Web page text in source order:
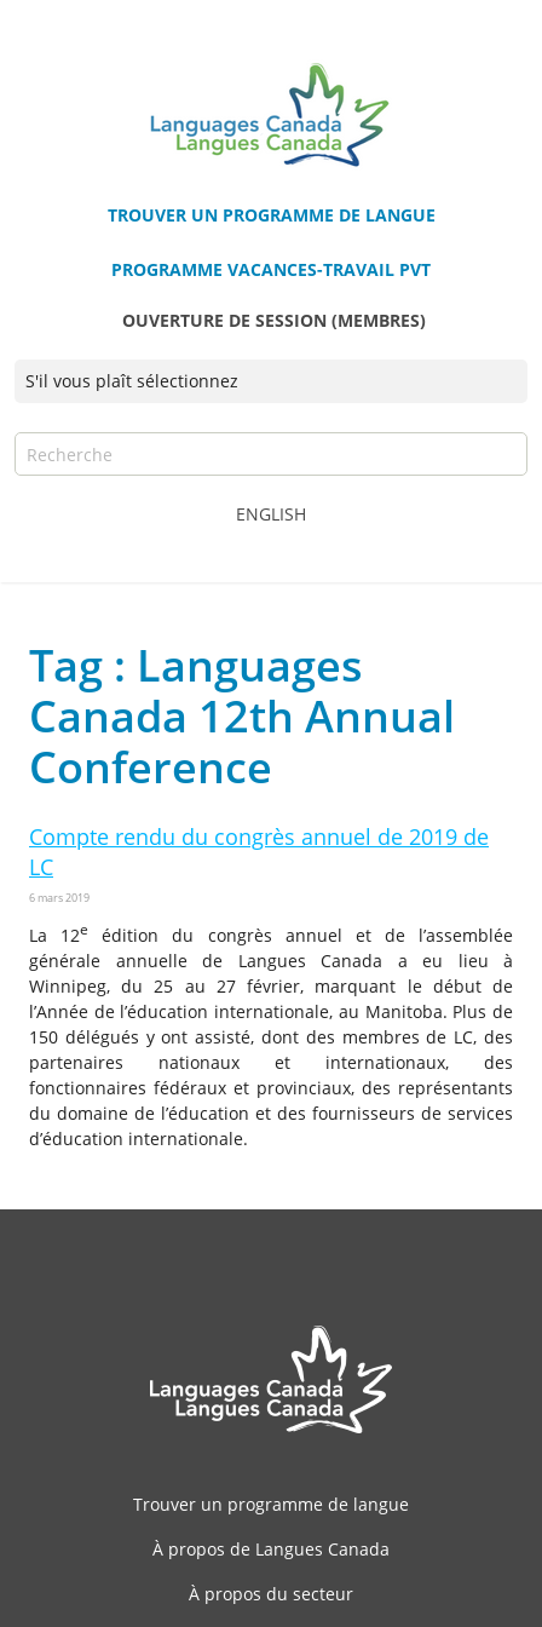
TROUVER UN PROGRAMME DE LANGUE
PROGRAMME VACANCES-TRAVAIL PVT
OUVERTURE DE SESSION (MEMBRES)
ENGLISH
Tag : Languages
Canada 12th Annual
Conference
Compte rendu du congrès annuel de 2019 de
LC
6 mars 2019
La 12e
édition du congrès annuel et de l’assemblée
générale annuelle de Langues Canada a eu lieu à
Winnipeg, du 25 au 27 février, marquant le début de
l’Année de l’éducation internationale, au Manitoba. Plus de
150 délégués y ont assisté, dont des membres de LC, des
partenaires nationaux et internationaux, des
fonctionnaires fédéraux et provinciaux, des représentants
du domaine de l’éducation et des fournisseurs de services
d’éducation internationale.
Trouver un programme de langue
À propos de Langues Canada
À propos du secteur